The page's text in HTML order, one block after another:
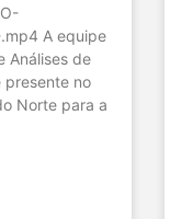
A equipe
Análises de
presente no
Norte para a